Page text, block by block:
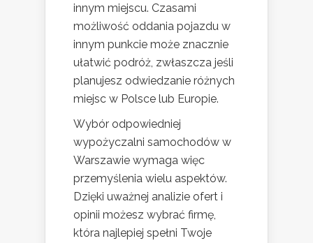
innym miejscu. Czasami
możliwość oddania pojazdu w
innym punkcie może znacznie
ułatwić podróż, zwłaszcza jeśli
planujesz odwiedzanie różnych
miejsc w Polsce lub Europie.
Wybór odpowiedniej
wypożyczalni samochodów w
Warszawie wymaga więc
przemyślenia wielu aspektów.
Dzięki uważnej analizie ofert i
opinii możesz wybrać firmę,
która najlepiej spełni Twoje